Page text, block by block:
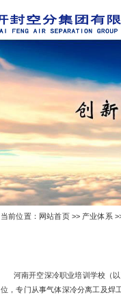
当前位置： 网站首页>> 产业体系
河南开空深冷职业培训学校（
位，专门从事气体深冷分离工及焊